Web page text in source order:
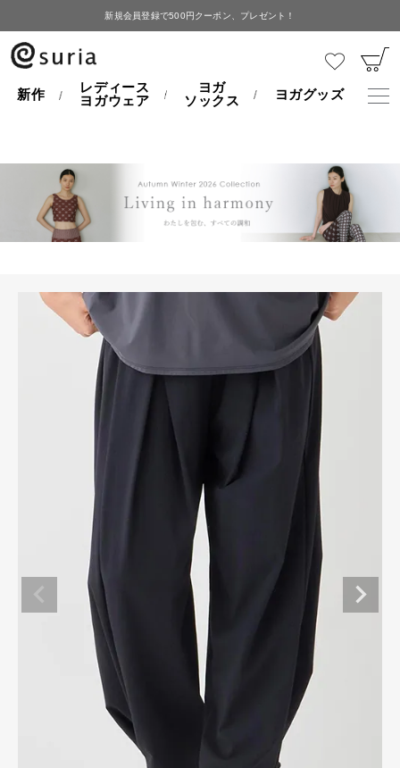
新規会員登録で500円クーポン、プレゼント！
新作
レディース
ヨガウェア
ヨガ
ソックス
ヨガグッズ